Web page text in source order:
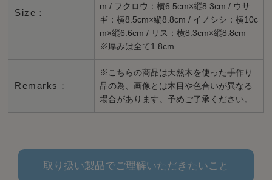
Size：
m / フクロウ：横6.5cm×縦8.3cm / ウサ
ギ：横8.5cm×縦8.8cm / イノシシ：横10c
m×縦6.6cm / リス：横8.3cm×縦8.8cm
※厚みは全て1.8cm
Remarks：
※こちらの商品は天然木を使った手作り
品の為、画像とは木目や色合いが異なる
場合があります。予めご了承ください。
取り扱い製品でご理解いただきたいこと